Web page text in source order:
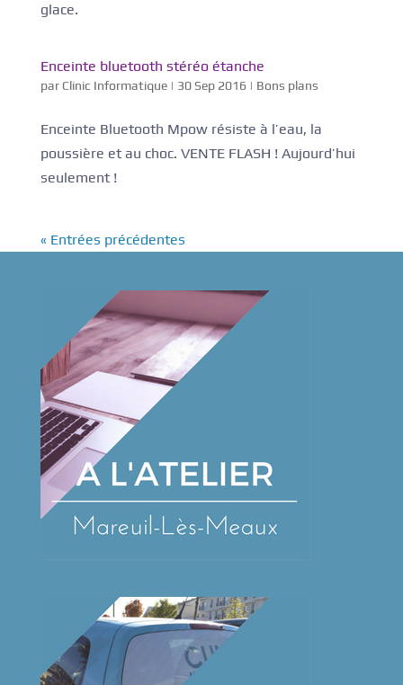
glace.
Enceinte bluetooth stéréo étanche
par Clinic Informatique| 30 Sep 2016 | Bons plans
Enceinte Bluetooth Mpow résiste à l’eau, la
poussière et au choc. VENTE FLASH ! Aujourd’hui
seulement !
« Entrées précédentes